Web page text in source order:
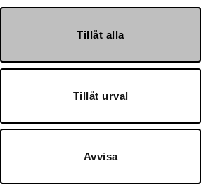
Tillåt alla
Tillåt urval
Avvisa